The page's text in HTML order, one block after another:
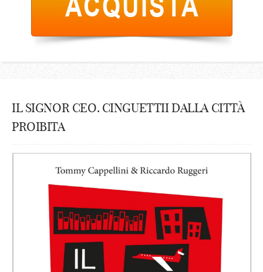
IL SIGNOR CEO. CINGUETTII DALLA CITTÀ
PROIBITA